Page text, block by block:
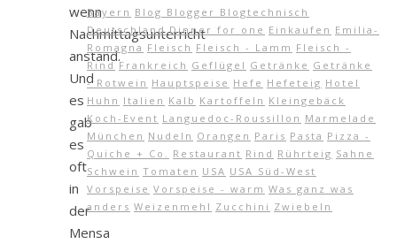
wenn
Nachmittagsunterricht
anstand.
Und
es
gab
es
oft
in
der
Mensa
Bayern Blog Blogger Blogtechnisch
Deutschland Dinner for one Einkaufen Emilia-
Romagna Fleisch Fleisch - Lamm Fleisch -
Rind Frankreich Geflügel Getränke Getränke
- Rotwein Hauptspeise Hefe Hefeteig Hotel
Huhn Italien Kalb Kartoffeln Kleingebäck
Koch-Event Languedoc-Roussillon Marmelade
München Nudeln Orangen Paris Pasta Pizza -
Quiche + Co.
Restaurant Rind Rührteig Sahne
Schwein Tomaten USA USA Süd-West
Vorspeise Vorspeise - warm Was ganz was
anders Weizenmehl Zucchini Zwiebeln